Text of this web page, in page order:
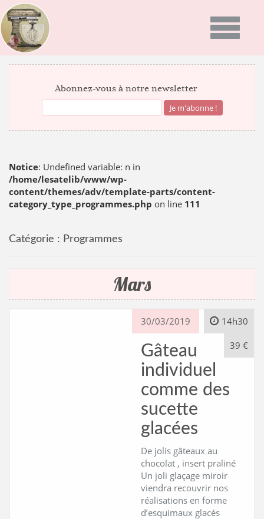
Toggle
PRÉSENTATION
PROGRAMMES
GALERIE PHOTO
RECETTES
Abonnez-vous à notre newsletter
Notice: Undefined variable: n in
/home/lesatelib/www/wp-
content/themes/adv/template-parts/content-
category_type_programmes.php on line 111
Catégorie : Programmes
Mars
30/03/2019 14h30
39 €
Gâteau
individuel
comme des
sucette
glacées
De jolis gâteaux au
chocolat , insert praliné
Un joli glaçage miroir
viendra recouvrir nos
réalisations en forme
d’esquimaux glacés